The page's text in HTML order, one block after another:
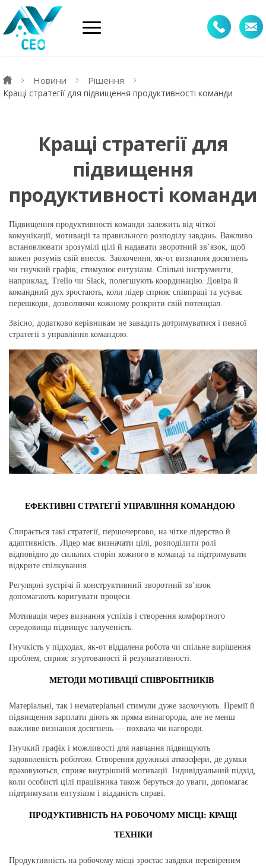
Новини Рішення
Кращі стратегії для підвищення продуктивності команди
Кращі стратегії для
підвищення
продуктивності команди
Підвищення продуктивності команди залежить від чіткої
комунікації, мотивації та правильного розподілу завдань. Важливо
встановлювати зрозумілі цілі й надавати зворотний зв’язок, щоб
кожен розумів свій внесок. Заохочення, як-от визнання досягнень
чи гнучкий графік, стимулює ентузіазм. Спільні інструменти,
наприклад, Trello чи Slack, полегшують координацію. Довіра й
командний дух зростають, коли лідер сприяє співпраці та усуває
перешкоди, дозволяючи кожному розкрити свій потенціал.
Звісно, додатково керівникам не завадить дотримуватися і певної
стратегії з управління командою.
ЕФЕКТИВНІ СТРАТЕГІЇ УПРАВЛІННЯ КОМАНДОЮ
Спирається такі стратегії, першочергово, на чітке лідерство й
адаптивність. Лідер має визначати цілі, розподілити ролі
відповідно до сильних сторін кожного в команді та підтримувати
відкрите спілкування.
Регулярні зустрічі й конструктивний зворотний зв’язок
допомагають коригувати процеси.
Мотивація через визнання успіхів і створення комфортного
середовища підвищує залученість.
Гнучкість у підходах, як-от віддалена робота чи спільне вирішення
проблем, сприяє згуртованості й результативності.
МЕТОДИ МОТИВАЦІЇ СПІВРОБІТНИКІВ
Матеріальні, так і нематеріальні стимули дуже заохочують. Премії й
підвищення зарплати діють як пряма винагорода, але не менш
важливе визнання досягнень — похвала чи нагороди.
Гнучкий графік і можливості для навчання підвищують
задоволеність роботою. Створення дружньої атмосфери, де думки
враховуються, сприяє внутрішній мотивації. Індивідуальний підхід,
коли особисті цілі працівника також беруться до уваги, допомагає
підтримувати ентузіазм і відданість справі.
ПРОДУКТИВНІСТЬ НА РОБОЧОМУ МІСЦІ: КРАЩІ
ТЕХНІКИ
Продуктивність на робочому місці зростає завдяки перевіреним